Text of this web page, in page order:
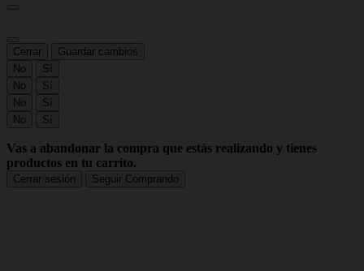
Cerrar
Guardar cambios
No
Sí
No
Sí
No
Sí
No
Sí
Vas a abandonar la compra que estás realizando y tienes
productos en tu carrito.
Cerrar sesión Seguir Comprando